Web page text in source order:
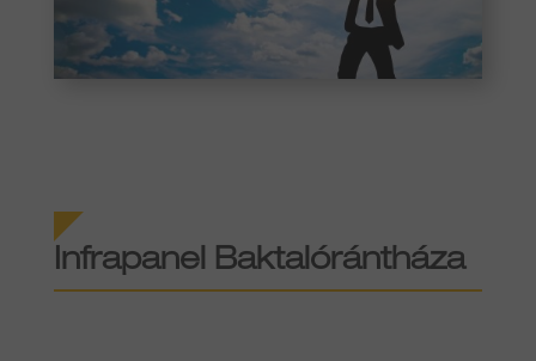
Infrapanel Baktalórántháza